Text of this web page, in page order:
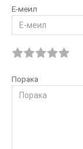
Е-меил
Порака